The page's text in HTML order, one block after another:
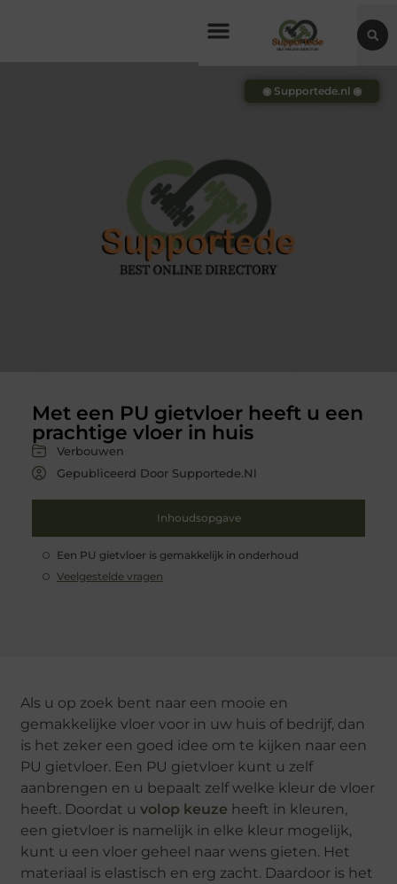
Met een PU gietvloer heeft u een
prachtige vloer in huis
Verbouwen
Gepubliceerd Door Supportede.nl
Inhoudsopgave
Een PU gietvloer is gemakkelijk in onderhoud
Veelgestelde vragen
◉ Supportede.nl ◉
Als u op zoek bent naar een mooie en
gemakkelijke vloer voor in uw huis of bedrijf, dan
is het zeker een goed idee om te kijken naar een
PU gietvloer. Een PU gietvloer kunt u zelf
aanbrengen en u bepaalt zelf welke kleur de vloer
heeft. Doordat uvolop keuze heeft in kleuren,
een gietvloer is namelijk in elke kleur mogelijk,
kunt u een vloer geheel naar wens gieten. Het
materiaal is elastisch en erg zacht. Daardoor is het